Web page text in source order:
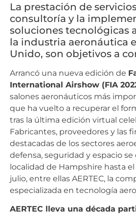
La prestación de
consultoría y la
soluciones tecnológicas
la industria aeronáutica
Unido, son objetivos a
Arrancó una nueva edición de
International Airshow (FIA
salones aeronáuticos más
que ha vuelto a recuperar el
tras la última edición virtual
Fabricantes, proveedores y las
destacadas de los sectores
defensa, seguridad y espacio
localidad de Hampshire hasta
julio, entre ellas AERTEC, la
especializada en tecnología
AERTEC lleva una década